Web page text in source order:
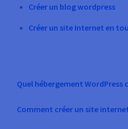
Créer un blog wordpress
Créer un site Internet en
Quel hébergement WordPress
Comment créer un site